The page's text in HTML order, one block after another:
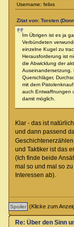
Username: felixs
Zitat von: Torsten
Im Übrigen ist es ja
Verbündeten
einzelne Kugel zu
Herausforderung ist
die Abwicklung der
Auseinandersetzung.
Querschläger,
mit dem
auch Entwaffnungen
damit möglich.
Klar - das ist
und dann passend
und Taktiker ist das
(Ich finde beide
mal so und mal so
Interessen ab).
(Klicke zum
Re: Über den Sinn